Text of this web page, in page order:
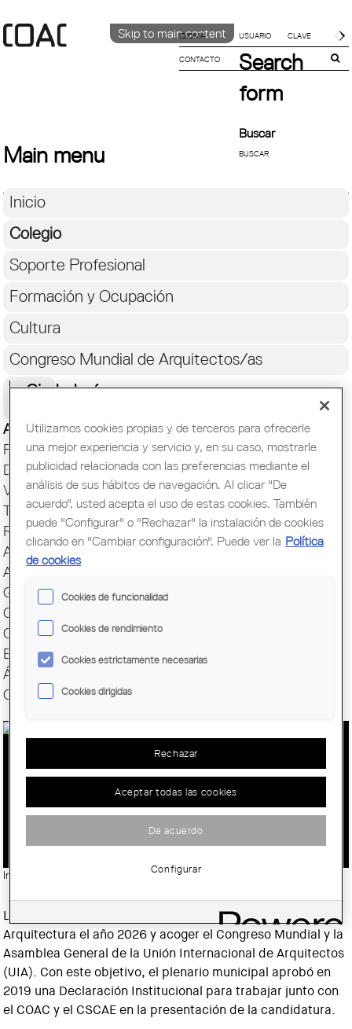
Skip to main content
IDIOMA
CATALÀ
CONTACTO
Search
form
Buscar
Main menu
Inicio
Colegio
Soporte Profesional
Formación y Ocupación
Cultura
Congreso Mundial de Arquitectos/as
Ciudadanía
Actualidad
Presentación
Direcciones y Contacto
Ventanilla única
Transparencia
Responsabilidad social
ArquiEscola
Agrupaciones
Grupos
Cuotas y servicios
Comunicación
Encuesta profesión
Ágora
Capital Mundial BCN 2026
BARCELONA SE PREPARA PARA
PODER SER CAPITAL MUNDIAL DE LA
ARQUITECTURA Y ACOGER EL
CONGRESO DE LA UIA EN 2026
Imatge: © Col·legi d'Arquitectes de Catalunya (COAC)
La ciudad de Barcelona quiere ser Capital Mundial de la
Arquitectura el año 2026 y acoger el Congreso Mundial y la
Asamblea General de la Unión Internacional de Arquitectos
(UIA). Con este objetivo, el plenario municipal aprobó en
2019 una Declaración Institucional para trabajar junto con
el COAC y el CSCAE en la presentación de la candidatura.
Utilizamos cookies propias y de terceros para ofrecerle
una mejor experiencia y servicio y, en su caso, mostrarle
publicidad relacionada con las preferencias mediante el
análisis de sus hábitos de navegación. Al clicar "De
acuerdo", usted acepta el uso de estas cookies. También
puede "Configurar" o "Rechazar" la instalación de cookies
clicando en "Cambiar configuración". Puede ver la Política
de cookies
Cookies de funcionalidad
Cookies de rendimiento
Cookies estrictamente necesarias
Cookies dirigidas
Rechazar
Aceptar todas las cookies
De acuerdo
Configurar